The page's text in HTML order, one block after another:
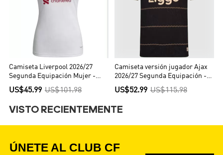
Camiseta Liverpool 2026/27
Segunda Equipación Mujer -
Versión Hincha
US$45.99 US$101.98
Camiseta versión jugador Ajax
2026/27 Segunda Equipación -
Versión Jugador
US$52.99 US$115.98
VISTO RECIENTEMENTE
ÚNETE AL CLUB CF